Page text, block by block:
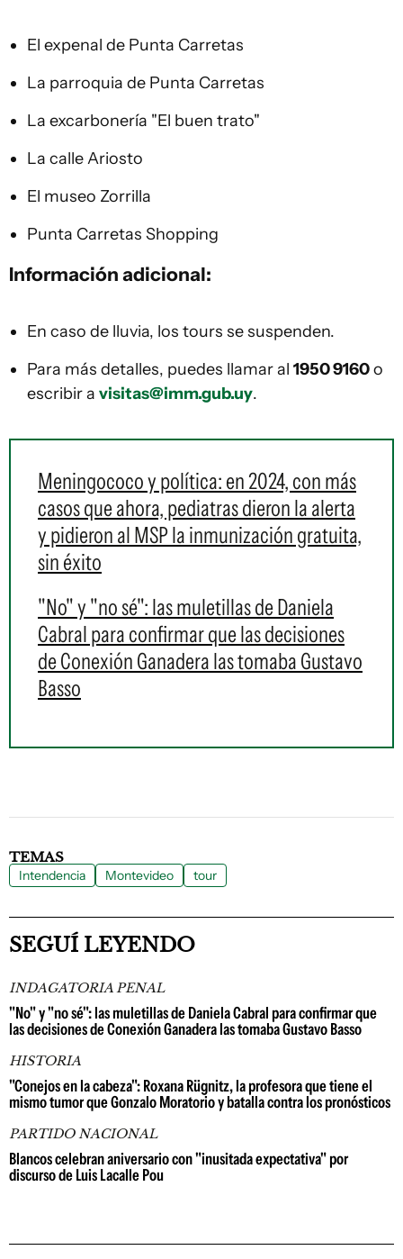
El expenal de Punta Carretas
La parroquia de Punta Carretas
La excarbonería "El buen trato"
La calle Ariosto
El museo Zorrilla
Punta Carretas Shopping
Información adicional:
En caso de lluvia, los tours se suspenden.
Para más detalles, puedes llamar al 1950 9160o
escribir a visitas@imm.gub.uy.
Meningococo y política: en 2024, con más
casos que ahora, pediatras dieron la alerta
y pidieron al MSP la inmunización gratuita,
sin éxito
"No" y "no sé": las muletillas de Daniela
Cabral para confirmar que las decisiones
de Conexión Ganadera las tomaba Gustavo
Basso
TEMAS
Intendencia Montevideo tour
SEGUÍ LEYENDO
INDAGATORIA PENAL
"No" y "no sé": las muletillas de Daniela Cabral para confirmar que
las decisiones de Conexión Ganadera las tomaba Gustavo Basso
HISTORIA
"Conejos en la cabeza": Roxana Rügnitz, la profesora que tiene el
mismo tumor que Gonzalo Moratorio y batalla contra los pronósticos
PARTIDO NACIONAL
Blancos celebran aniversario con "inusitada expectativa" por
discurso de Luis Lacalle Pou